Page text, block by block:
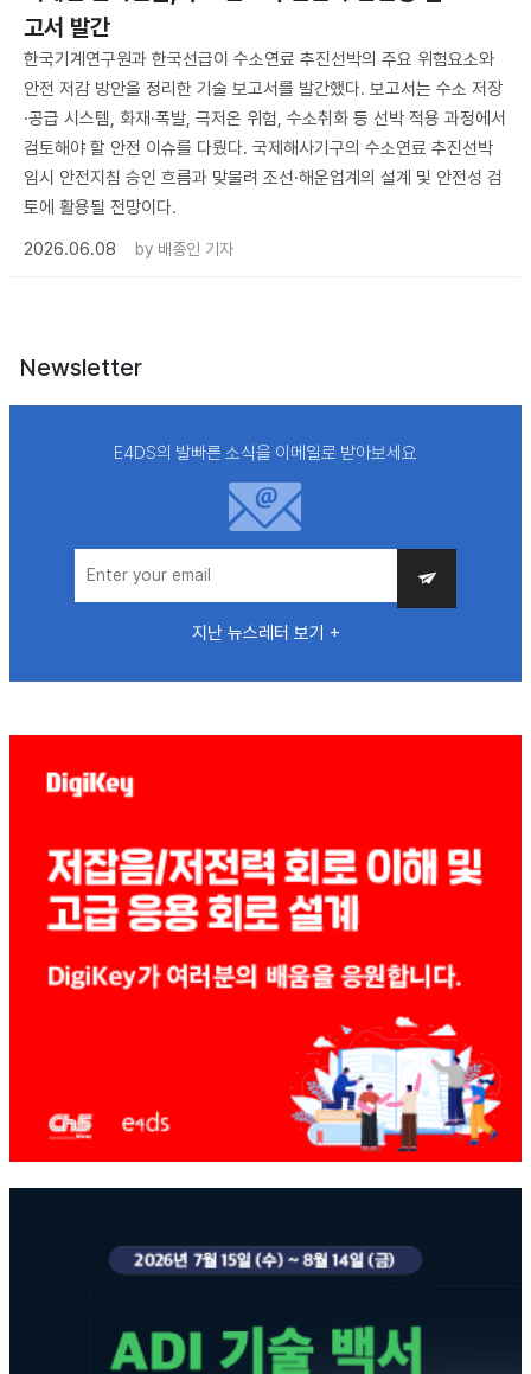
고서 발간
한국기계연구원과 한국선급이 수소연료 추진선박의 주요 위험요소와
안전 저감 방안을 정리한 기술 보고서를 발간했다. 보고서는 수소 저장
·공급 시스템, 화재·폭발, 극저온 위험, 수소취화 등 선박 적용 과정에서
검토해야 할 안전 이슈를 다뤘다. 국제해사기구의 수소연료 추진선박
임시 안전지침 승인 흐름과 맞물려 조선·해운업계의 설계 및 안전성 검
토에 활용될 전망이다.
2026.06.08
by 배종인 기자
Newsletter
E4DS의 발빠른 소식을 이메일로 받아보세요
지난 뉴스레터 보기 +